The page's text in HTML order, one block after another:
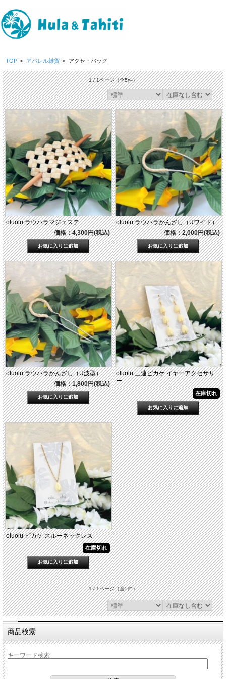
TOP > アパレル雑貨 > アクセ・バッグ
1 / 1ページ（全5件）
oluolu ラウハラマジェステ
価格：4,300円(税込)
oluolu ラウハラかんざし（Uワイド）
価格：2,000円(税込)
oluolu ラウハラかんざし（U波型）
価格：1,800円(税込)
oluolu 三連ピカケ イヤーアクセサリ
ー
在庫切れ
oluolu ピカケ スルーネックレス
在庫切れ
1 / 1ページ（全5件）
商品検索
キーワード検索